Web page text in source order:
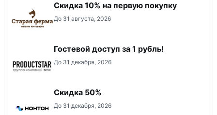
Скидка​ 10% на первую покупку
До 31 августа, 2026
Гостевой доступ за 1 рубль!
До 31 декабря, 2026
Скидка 50%
До 31 декабря, 2026